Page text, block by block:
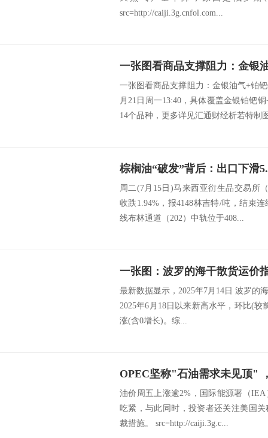
src=http://caiji.3g.cnfol.com...
一张图看商品支撑阻力：金银油气+铂
月21日周一13:40，具体覆盖金银铂钯
14个品种，更多详见汇通财经析若特制
周二(7月15日)马来西亚衍生品交易所
收跌1.94%，报4148林吉特/吨，结束
线布林通道（202）中轨位于408...
最新数据显示，2025年7月14日 波罗的
2025年6月18日以来新高水平，环比(较
涨(含0增长)。综...
油价周五上涨逾2%，国际能源署（
吃紧，与此同时，投资者还关注美国
裁措施。 src=http://caiji.3g.c...